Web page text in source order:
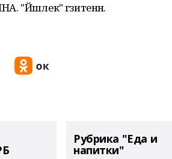
"Йәшлек" гәзитенән.
Рубрика "Еда и
напитки"